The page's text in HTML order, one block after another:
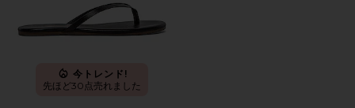
今トレンド!
先ほど30点売れました